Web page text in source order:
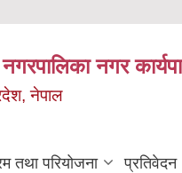
नगर
नेपाल
तथा परियोजना प्रतिवेदन